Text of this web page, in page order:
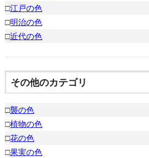
□江戸の色
□明治の色
□近代の色
その他のカテゴリ
□襲の色
□植物の色
□花の色
□果実の色